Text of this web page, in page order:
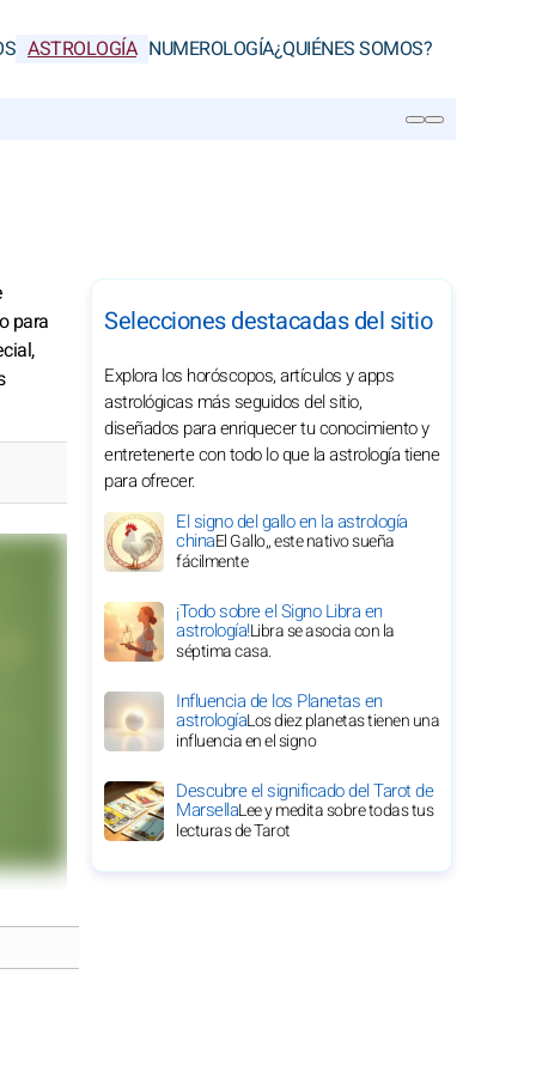
ASTROLOGÍA NUMEROLOGÍA¿QUIÉNES SOMOS?
para
Selecciones destacadas del sitio
Explora los horóscopos, artículos y apps
astrológicas más seguidos del sitio,
diseñados para enriquecer tu conocimiento y
entretenerte con todo lo que la astrología tiene
para ofrecer.
El signo del gallo en la astrología
chinaEl Gallo,, este nativo sueña
fácilmente
¡Todo sobre el Signo Libra en
astrología!Libra se asocia con la
séptima casa.
Influencia de los Planetas en
astrologíaLos diez planetas tienen una
influencia en el signo
Descubre el significado del Tarot de
MarsellaLee y medita sobre todas tus
lecturas de Tarot